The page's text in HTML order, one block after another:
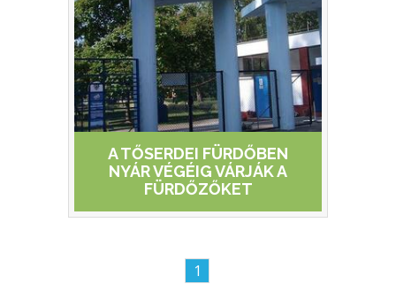
A TŐSERDEI FÜRDŐBEN
NYÁR VÉGÉIG VÁRJÁK A
FÜRDŐZŐKET
1